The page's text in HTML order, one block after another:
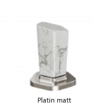
Platin matt